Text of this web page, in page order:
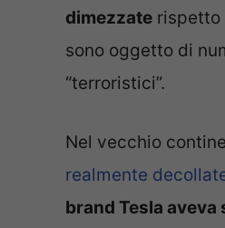
dimezzate rispetto
sono oggetto di
“terroristici”.
Nel vecchio
realmente
brand Tesla